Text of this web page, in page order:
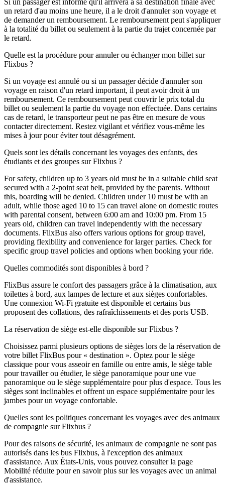
un retard d'au moins une heure, il a le droit d'annuler son voyage et
de demander un remboursement. Le remboursement peut s'appliquer
à la totalité du billet ou seulement à la partie du trajet concernée par
le retard.
Quelle est la procédure pour annuler ou échanger mon billet sur
Flixbus ?
Si un voyage est annulé ou si un passager décide d'annuler son
voyage en raison d'un retard important, il peut avoir droit à un
remboursement. Ce remboursement peut couvrir le prix total du
billet ou seulement la partie du voyage non effectuée. Dans certains
cas de retard, le transporteur peut ne pas être en mesure de vous
contacter directement. Restez vigilant et vérifiez vous-même les
mises à jour pour éviter tout désagrément.
Quels sont les détails concernant les voyages des enfants, des
étudiants et des groupes sur Flixbus ?
For safety, children up to 3 years old must be in a suitable child seat
secured with a 2-point seat belt, provided by the parents. Without
this, boarding will be denied. Children under 10 must be with an
adult, while those aged 10 to 15 can travel alone on domestic routes
with parental consent, between 6:00 am and 10:00 pm. From 15
years old, children can travel independently with the necessary
documents. FlixBus also offers various options for group travel,
providing flexibility and convenience for larger parties. Check for
specific group travel policies and options when booking your ride.
Quelles commodités sont disponibles à bord ?
FlixBus assure le confort des passagers grâce à la climatisation, aux
toilettes à bord, aux lampes de lecture et aux sièges confortables.
Une connexion Wi-Fi gratuite est disponible et certains bus
proposent des collations, des rafraîchissements et des ports USB.
La réservation de siège est-elle disponible sur Flixbus ?
Choisissez parmi plusieurs options de sièges lors de la réservation de
votre billet FlixBus pour « destination ». Optez pour le siège
classique pour vous asseoir en famille ou entre amis, le siège table
pour travailler ou étudier, le siège panoramique pour une vue
panoramique ou le siège supplémentaire pour plus d'espace. Tous les
sièges sont inclinables et offrent un espace supplémentaire pour les
jambes pour un voyage confortable.
Quelles sont les politiques concernant les voyages avec des animaux
de compagnie sur Flixbus ?
Pour des raisons de sécurité, les animaux de compagnie ne sont pas
autorisés dans les bus Flixbus, à l'exception des animaux
d'assistance. Aux États-Unis, vous pouvez consulter la page
Mobilité réduite pour en savoir plus sur les voyages avec un animal
d'assistance.